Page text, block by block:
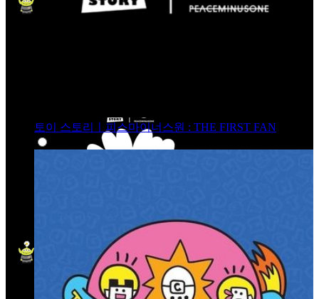
토이 스토리ㅣ피스마이너스원 : THE FIRST FAN